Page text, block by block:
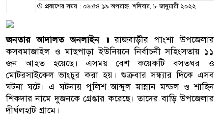
প্রকাশের সময় : ০৬:৫৪:১৯ অপরাহ্ন, শনিবার, ৮ জানুয়ারী ২০২২
জনতার আদালত অনলাইন ॥রাজবাড়ীর পাংশা উপজেলার
কসবমাজাইল ও মাছপাড়া ইউনিয়নে নির্বাচনী সহিংসতায় ১১
জন আহত হয়েছে। এসময় বেশ কয়েকটি বসতঘর ও
মোটরসাইকেল ভাংচুর করা হয়। শুক্রবার সন্ধ্যার দিকে এসব
ঘটনা ঘটে। এ ঘটনায় পুলিশ আব্দুল মান্নান মন্ডল ও শাহিন
শিকদার নামে দুজনকে গ্রেপ্তার করেছে। তাদের বাড়ি উপজেলার
দীর্ঘলহাট গ্রামে।